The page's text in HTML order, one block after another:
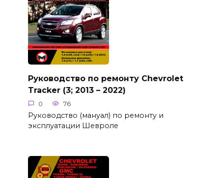
Руководство по ремонту Chevrolet
Tracker (3; 2013 – 2022)
0 76
Руководство (мануал) по ремонту и
эксплуатации Шевроле